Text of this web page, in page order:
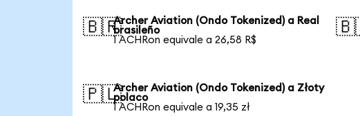
🇧🇷Archer Aviation (Ondo Tokenized) a Real
brasileño
1 ACHRon equivale a 26,58 R$
🇵🇱Archer Aviation (Ondo Tokenized) a Złoty
polaco
1 ACHRon equivale a 19,35 zł